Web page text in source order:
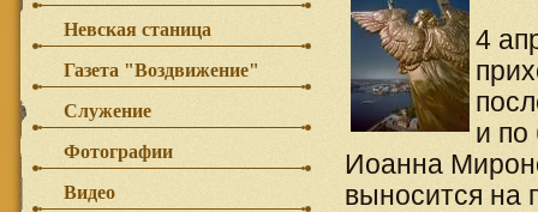
4
и по
Иоанна
выносится на
Невская станица
Газета "Воздвижение"
Служение
Фотографии
Видео